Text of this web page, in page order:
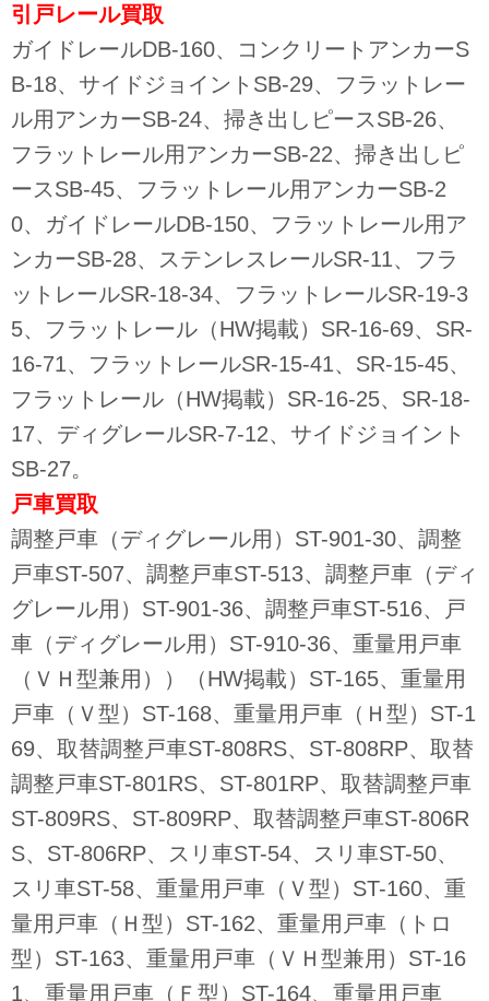
引戸レール買取
ガイドレールDB-160、コンクリートアンカーS
B-18、サイドジョイントSB-29、フラットレー
ル用アンカーSB-24、掃き出しピースSB-26、
フラットレール用アンカーSB-22、掃き出しピ
ースSB-45、フラットレール用アンカーSB-2
0、ガイドレールDB-150、フラットレール用ア
ンカーSB-28、ステンレスレールSR-11、フラ
ットレールSR-18-34、フラットレールSR-19-3
5、フラットレール（HW掲載）SR-16-69、SR-
16-71、フラットレールSR-15-41、SR-15-45、
フラットレール（HW掲載）SR-16-25、SR-18-
17、ディグレールSR-7-12、サイドジョイント
SB-27。
戸車買取
調整戸車（ディグレール用）ST-901-30、調整
戸車ST-507、調整戸車ST-513、調整戸車（ディ
グレール用）ST-901-36、調整戸車ST-516、戸
車（ディグレール用）ST-910-36、重量用戸車
（ＶＨ型兼用））（HW掲載）ST-165、重量用
戸車（Ｖ型）ST-168、重量用戸車（Ｈ型）ST-1
69、取替調整戸車ST-808RS、ST-808RP、取替
調整戸車ST-801RS、ST-801RP、取替調整戸車
ST-809RS、ST-809RP、取替調整戸車ST-806R
S、ST-806RP、スリ車ST-54、スリ車ST-50、
スリ車ST-58、重量用戸車（Ｖ型）ST-160、重
量用戸車（Ｈ型）ST-162、重量用戸車（トロ
型）ST-163、重量用戸車（ＶＨ型兼用）ST-16
1、重量用戸車（Ｆ型）ST-164、重量用戸車